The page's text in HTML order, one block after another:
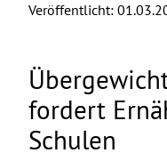
Veröffentlicht:
fordert
Schulen